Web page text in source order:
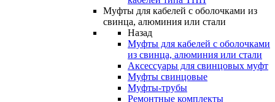
Муфты для кабелей с оболочками из
свинца, алюминия или стали
Назад
Муфты для кабелей с оболочками
из свинца, алюминия или стали
Аксессуары для свинцовых муфт
Муфты свинцовые
Муфты-трубы
Ремонтные комплекты